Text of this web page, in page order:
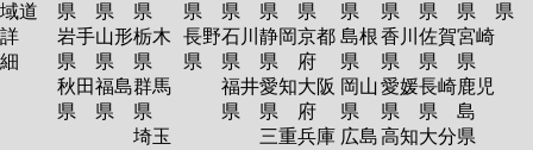
域
詳
細
道 県
岩手
県
秋田
県
県
山形
県
福島
県
県
栃木
県
群馬
県
埼玉
県
長野
県
県
石川
県
福井
県
県
静岡
県
愛知
県
三重
県
京都
府
大阪
府
兵庫
県
島根
県
岡山
県
広島
県
香川
県
愛媛
県
高知
県
佐賀
県
長崎
県
大分
県
宮崎
県
鹿児
島
県
県